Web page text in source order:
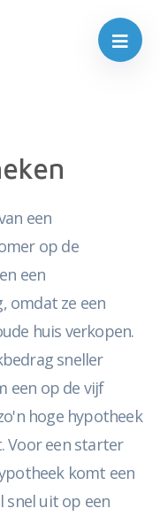
een
op de
een
omdat ze een
huis verkopen.
sneller
een op de vijf
hoge hypotheek
Voor een starter
komt een
snel uit op een